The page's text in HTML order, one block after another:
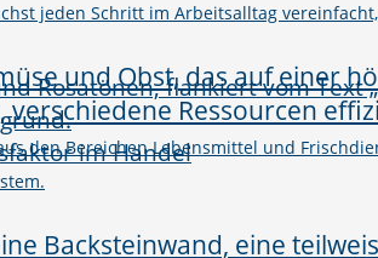
jeden Schritt im Arbeitsalltag
den Bereichen Lebensmittel und
im Handel